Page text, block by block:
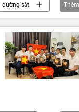
đường sắt
Thêm